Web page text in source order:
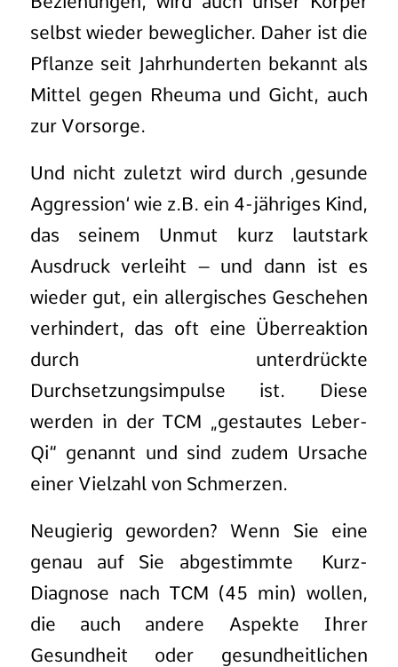
selbst wieder beweglicher. Daher ist die
Pflanze seit Jahrhunderten bekannt als
Mittel gegen Rheuma und Gicht, auch
zur Vorsorge.
Und nicht zuletzt wird durch ‚gesunde
Aggression‘ wie z.B. ein 4-jähriges Kind,
das seinem Unmut kurz lautstark
Ausdruck verleiht – und dann ist es
wieder gut, ein allergisches Geschehen
verhindert, das oft eine Überreaktion
durch unterdrückte
Durchsetzungsimpulse ist. Diese
werden in der TCM „gestautes Leber-
Qi“ genannt und sind zudem Ursache
einer Vielzahl von Schmerzen.
Neugierig geworden? Wenn Sie eine
genau auf Sie abgestimmte Kurz-
Diagnose nach TCM (45 min) wollen,
die auch andere Aspekte Ihrer
Gesundheit oder gesundheitlichen